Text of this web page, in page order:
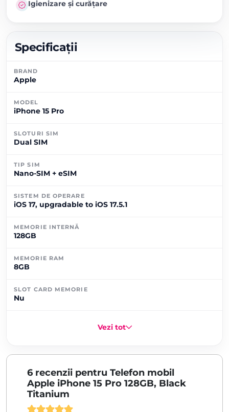
Igienizare și curățare
Specificații
BRAND
Apple
MODEL
iPhone 15 Pro
SLOTURI SIM
Dual SIM
TIP SIM
Nano-SIM + eSIM
SISTEM DE OPERARE
iOS 17, upgradable to iOS 17.5.1
MEMORIE INTERNĂ
128GB
MEMORIE RAM
8GB
SLOT CARD MEMORIE
Nu
Vezi tot
6 recenzii pentru Telefon mobil
Apple iPhone 15 Pro 128GB, Black
Titanium